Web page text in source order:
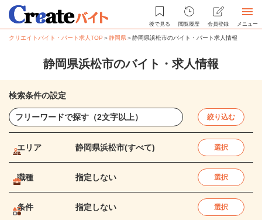
後で見る 閲覧履歴 会員登録 メニュー
クリエイトバイト・パート求人TOP ＞静岡県＞静岡県浜松市のバイト・パート求人情報
静岡県浜松市のバイト・求人情報
検索条件の設定
絞り込む
エリア 静岡県浜松市(すべて) 選択
職種 指定しない 選択
条件 指定しない 選択